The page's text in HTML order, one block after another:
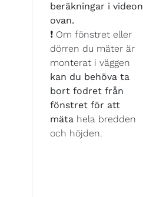
beräkningar i videon
ovan.
❗ Om fönstret eller
dörren du mäter är
monterat i väggen
kan du behöva ta
bort fodret från
fönstret för att
mäta hela bredden
och höjden.